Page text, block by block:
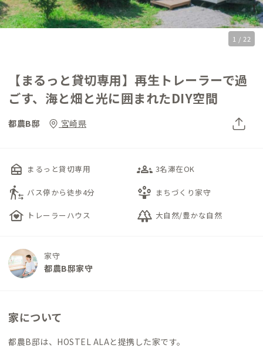
1 / 22
【まるっと貸切専用】再生トレーラーで過
ごす、海と畑と光に囲まれたDIY空間
都農B邸 宮崎県
nest_multi_room まるっと貸切専用 groups_3 3名滞在OK
transfer_within_a_station バス停から徒歩4分 person_play まちづくり家守
family_home トレーラーハウス forest 大自然/豊かな自然
家守
都農B邸家守
家について
都農B邸は、HOSTEL ALAと提携した家です。